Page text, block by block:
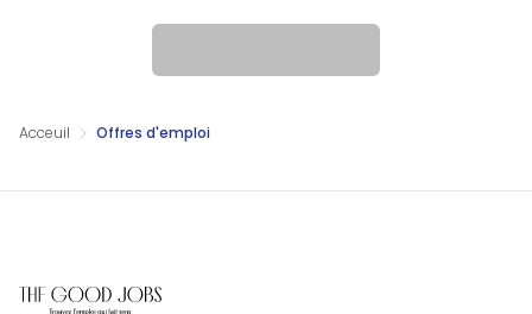
Acceuil Offres d'emploi